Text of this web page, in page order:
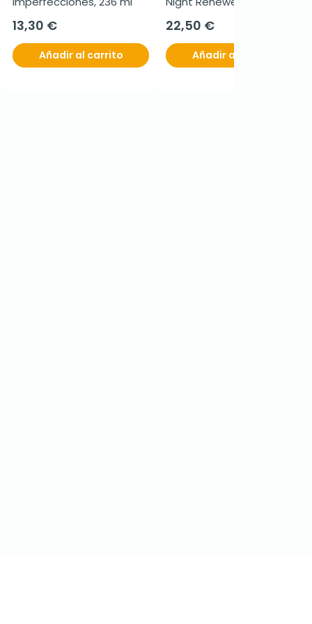
13,30 €
Añadir al carrito
22,50 €
Añadir al carrito